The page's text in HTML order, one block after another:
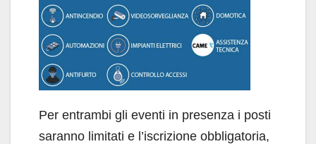
Per entrambi gli eventi in presenza i posti
saranno limitati e l’iscrizione obbligatoria,